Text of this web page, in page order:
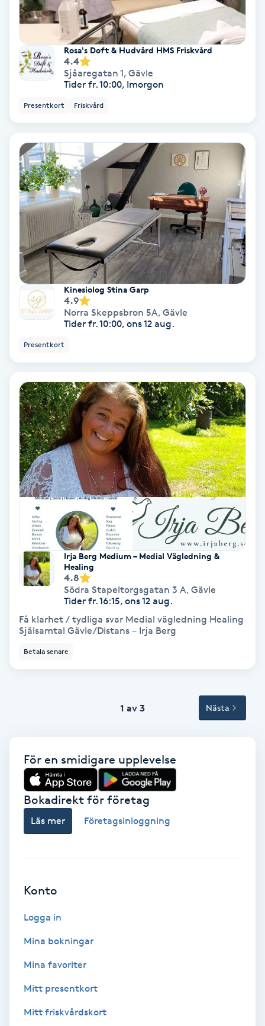
Tuina-massage
Taktil massage
Tatuering
Tatueringsborttagning
Terapi
Thaimassage
Toning
Torrborstning
Triggerpunktsmassage
Trådning
Träning
Tvätt & Fön
Vaccination
Vampyrbehandling
Volymfransar
Vårtor
Yin Yoga
Yoga
Yoga Nidra
Rosa's Doft & Hudvård HMS Friskvård
4.4
Sjåaregatan 1, Gävle
Tider fr. 10:00, Imorgon
Presentkort Friskvård
Kinesiolog Stina Garp
4.9
Norra Skeppsbron 5A, Gävle
Tider fr. 10:00, ons 12 aug.
Presentkort
Irja Berg Medium – Medial Vägledning &
Healing
4.8
Södra Stapeltorgsgatan 3 A, Gävle
Tider fr. 16:15, ons 12 aug.
Få klarhet / tydliga svar Medial vägledning Healing
Själsamtal Gävle/Distans – Irja Berg
Betala senare
1 av 3 Nästa
För en smidigare upplevelse
Bokadirekt för företag
Läs mer Företagsinloggning
Konto
Logga in
Mina bokningar
Mina favoriter
Mitt presentkort
Mitt friskvårdskort